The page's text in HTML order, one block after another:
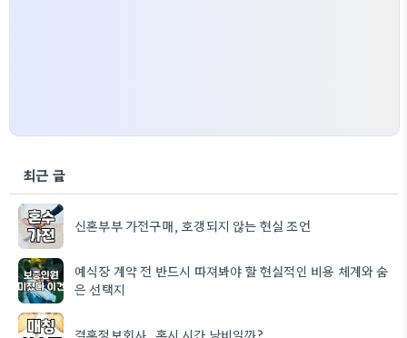
최근 글
신혼부부 가전구매, 호갱되지 않는 현실 조언
예식장 계약 전 반드시 따져봐야 할 현실적인 비용 체계와 숨
은 선택지
결혼정보회사, 혹시 시간 낭비일까?